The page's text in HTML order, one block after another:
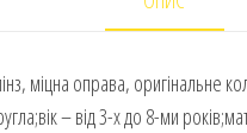
міцна оправа, оригінальне
– від 3-х до 8-ми